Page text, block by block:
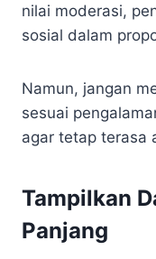
nilai moderasi,
sosial dalam
Namun, jangan
sesuai
agar tetap terasa
Tampilkan
Panjang